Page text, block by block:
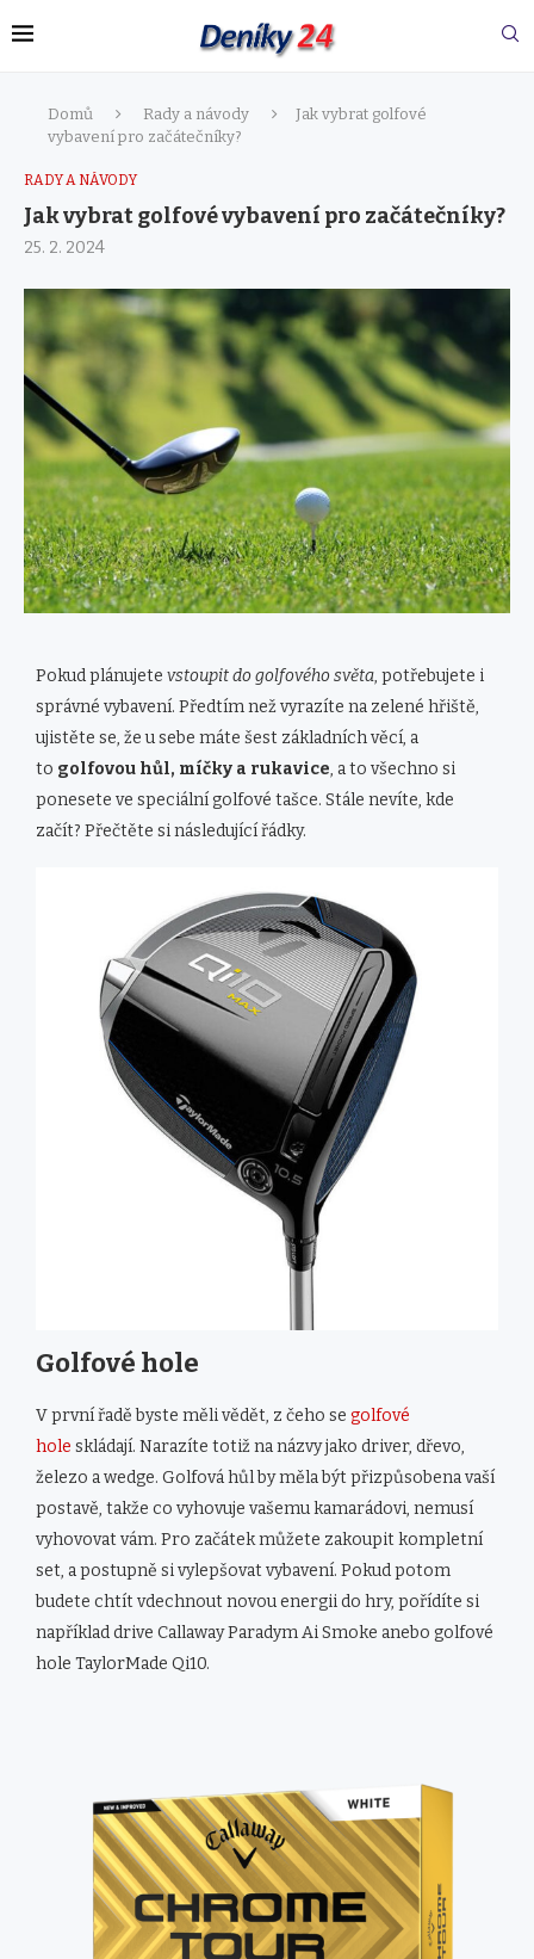
Domů Rady a návody
Jak vybrat golfové
vybavení pro začátečníky?
RADY A NÁVODY
Jak vybrat golfové vybavení pro začátečníky?
25. 2. 2024
Pokud plánujete vstoupit do golfového světa, potřebujete i
správné vybavení. Předtím než vyrazíte na zelené hřiště,
ujistěte se, že u sebe máte šest základních věcí, a
to golfovou hůl, míčky a rukavice, a to všechno si
ponesete ve speciální golfové tašce. Stále nevíte, kde
začít? Přečtěte si následující řádky.
Golfové hole
V první řadě byste měli vědět, z čeho se golfové
hole skládají. Narazíte totiž na názvy jako driver, dřevo,
železo a wedge. Golfová hůl by měla být přizpůsobena vaší
postavě, takže co vyhovuje vašemu kamarádovi, nemusí
vyhovovat vám. Pro začátek můžete zakoupit kompletní
set, a postupně si vylepšovat vybavení. Pokud potom
budete chtít vdechnout novou energii do hry, pořídíte si
například drive Callaway Paradym Ai Smoke anebo golfové
hole TaylorMade Qi10.